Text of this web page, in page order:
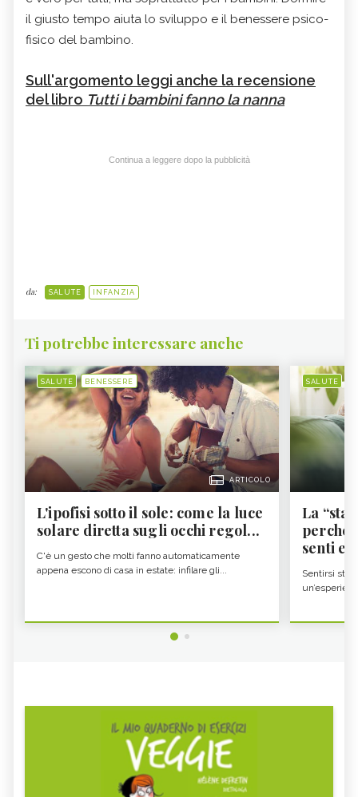
il giusto tempo aiuta lo sviluppo e il benessere psico-
fisico del bambino.
Sull'argomento leggi anche la recensione
del libro Tutti i bambini fanno la nanna
Continua a leggere dopo la pubblicità
da: SALUTE INFANZIA
Ti potrebbe interessare anche
SALUTE BENESSERE
ARTICOLO
L'ipofisi sotto il sole: come la luce
solare diretta sugli occhi regol...
C'è un gesto che molti fanno automaticamente
appena escono di casa in estate: infilare gli...
SALUTE
La
perché
senti
Sentirsi